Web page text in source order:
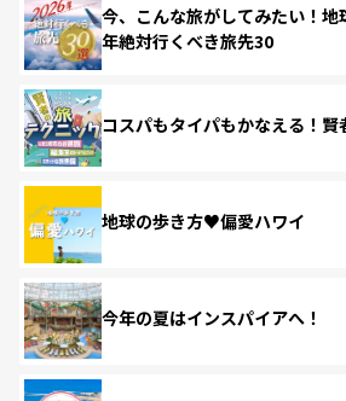
今、こんな旅がしてみたい！
年絶対行くべき旅先30
コスパもタイパもかなえる！賢
地球の歩き方♥偏愛ハワイ
今年の夏はインスパイアへ！